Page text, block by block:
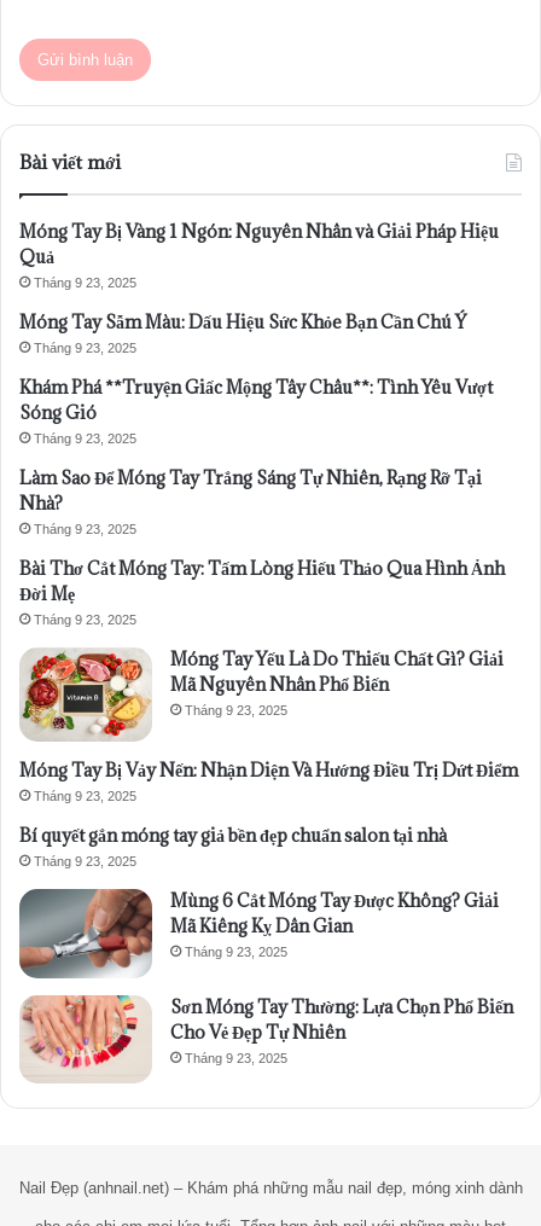
Bài viết mới
Móng Tay Bị Vàng 1 Ngón: Nguyên Nhân và Giải Pháp Hiệu
Quả
Tháng 9 23, 2025
Móng Tay Sẫm Màu: Dấu Hiệu Sức Khỏe Bạn Cần Chú Ý
Tháng 9 23, 2025
Khám Phá **Truyện Giấc Mộng Tây Châu**: Tình Yêu Vượt
Sóng Gió
Tháng 9 23, 2025
Làm Sao Để Móng Tay Trắng Sáng Tự Nhiên, Rạng Rỡ Tại
Nhà?
Tháng 9 23, 2025
Bài Thơ Cắt Móng Tay: Tấm Lòng Hiếu Thảo Qua Hình Ảnh
Đời Mẹ
Tháng 9 23, 2025
Móng Tay Yếu Là Do Thiếu Chất Gì? Giải
Mã Nguyên Nhân Phổ Biến
Tháng 9 23, 2025
Móng Tay Bị Vảy Nến: Nhận Diện Và Hướng Điều Trị Dứt Điểm
Tháng 9 23, 2025
Bí quyết gắn móng tay giả bền đẹp chuẩn salon tại nhà
Tháng 9 23, 2025
Mùng 6 Cắt Móng Tay Được Không? Giải
Mã Kiêng Kỵ Dân Gian
Tháng 9 23, 2025
Sơn Móng Tay Thường: Lựa Chọn Phổ Biến
Cho Vẻ Đẹp Tự Nhiên
Tháng 9 23, 2025
Nail Đẹp (anhnail.net) – Khám phá những mẫu nail đẹp, móng xinh dành